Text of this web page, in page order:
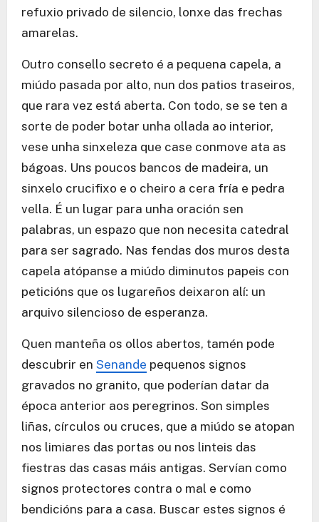
refuxio privado de silencio, lonxe das frechas
amarelas.
Outro consello secreto é a pequena capela, a
miúdo pasada por alto, nun dos patios traseiros,
que rara vez está aberta. Con todo, se se ten a
sorte de poder botar unha ollada ao interior,
vese unha sinxeleza que case conmove ata as
bágoas. Uns poucos bancos de madeira, un
sinxelo crucifixo e o cheiro a cera fría e pedra
vella. É un lugar para unha oración sen
palabras, un espazo que non necesita catedral
para ser sagrado. Nas fendas dos muros desta
capela atópanse a miúdo diminutos papeis con
peticións que os lugareños deixaron alí: un
arquivo silencioso de esperanza.
Quen manteña os ollos abertos, tamén pode
descubrir en Senande pequenos signos
gravados no granito, que poderían datar da
época anterior aos peregrinos. Son simples
liñas, círculos ou cruces, que a miúdo se atopan
nos limiares das portas ou nos linteis das
fiestras das casas máis antigas. Servían como
signos protectores contra o mal e como
bendicións para a casa. Buscar estes signos é